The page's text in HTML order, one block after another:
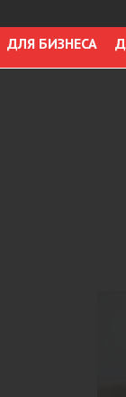
ДЛЯ БИЗНЕСА
МЫ